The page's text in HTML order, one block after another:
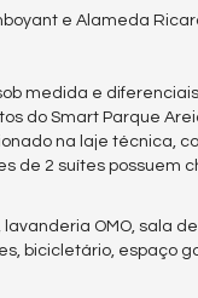
e Alameda
medida e
do Smart Parque
na laje técnica,
de 2 suítes possuem
OMO, sala
bicicletário, espaço